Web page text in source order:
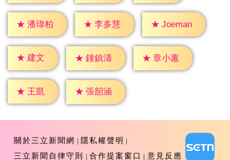
★ 潘瑋柏 ★ 李多慧 ★ Joeman
★ 建文 ★ 鍾鎮濤 ★ 章小蕙
★ 王凱 ★ 張韶涵
關於三立新聞網
隱私權聲明
三立新聞自律守則
合作提案窗口 意見反應